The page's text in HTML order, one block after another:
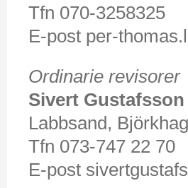
Tfn 070-3258325
E-post per-
Ordinarie revisorer
Sivert Gustafsson
Labbsand,
Tfn 073-747 22 70
E-post